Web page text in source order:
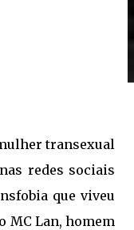
transexual
redes sociais
que viveu
MC Lan, homem